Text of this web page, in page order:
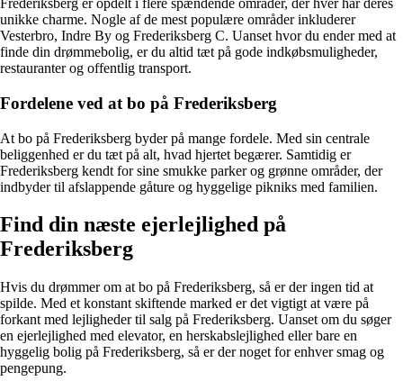
Frederiksberg er opdelt i flere spændende områder, der hver har deres
unikke charme. Nogle af de mest populære områder inkluderer
Vesterbro, Indre By og Frederiksberg C. Uanset hvor du ender med at
finde din drømmebolig, er du altid tæt på gode indkøbsmuligheder,
restauranter og offentlig transport.
Fordelene ved at bo på Frederiksberg
At bo på Frederiksberg byder på mange fordele. Med sin centrale
beliggenhed er du tæt på alt, hvad hjertet begærer. Samtidig er
Frederiksberg kendt for sine smukke parker og grønne områder, der
indbyder til afslappende gåture og hyggelige pikniks med familien.
Find din næste ejerlejlighed på
Frederiksberg
Hvis du drømmer om at bo på Frederiksberg, så er der ingen tid at
spilde. Med et konstant skiftende marked er det vigtigt at være på
forkant med lejligheder til salg på Frederiksberg. Uanset om du søger
en ejerlejlighed med elevator, en herskabslejlighed eller bare en
hyggelig bolig på Frederiksberg, så er der noget for enhver smag og
pengepung.